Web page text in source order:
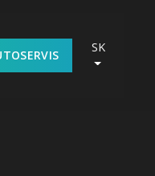
SK